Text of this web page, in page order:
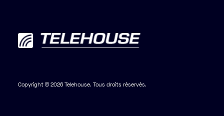
Copyright © 2026 Telehouse. Tous droits réservés.